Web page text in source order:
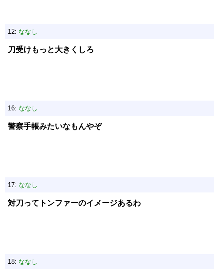
12: ななし
刀受けもっと大きくしろ
16: ななし
警察手帳みたいなもんやぞ
17: ななし
対刀ってトンファーのイメージあるわ
18: ななし